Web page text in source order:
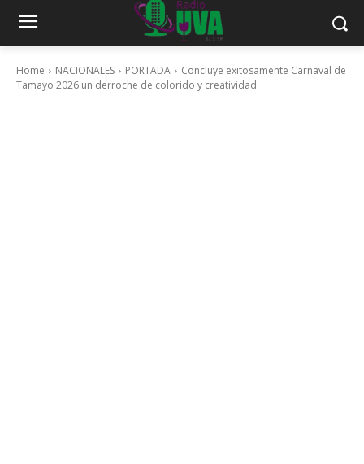
Home NACIONALES PORTADA
Concluye exitosamente Carnaval de
Tamayo 2026 un derroche de colorido y creatividad